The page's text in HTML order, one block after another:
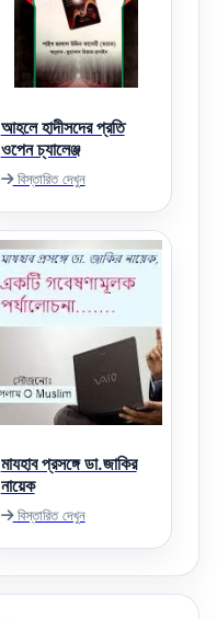
আহলে হাদীসদের প্রতি
ওপেন চ্যালেঞ্জ
বিস্তারিত দেখুন
মাযহাব প্রসঙ্গে ডা.জাকির
নায়েক
বিস্তারিত দেখুন